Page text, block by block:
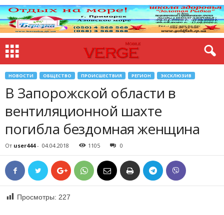
НОВОСТИ ОБЩЕСТВО ПРОИСШЕСТВИЯ РЕГИОН ЭКСКЛЮЗИВ
В Запорожской области в
вентиляционной шахте
погибла бездомная женщина
От user444- 04.04.2018 1105 0
Просмотры: 227